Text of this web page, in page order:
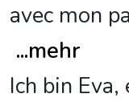
avec mon
...mehr
Ich bin